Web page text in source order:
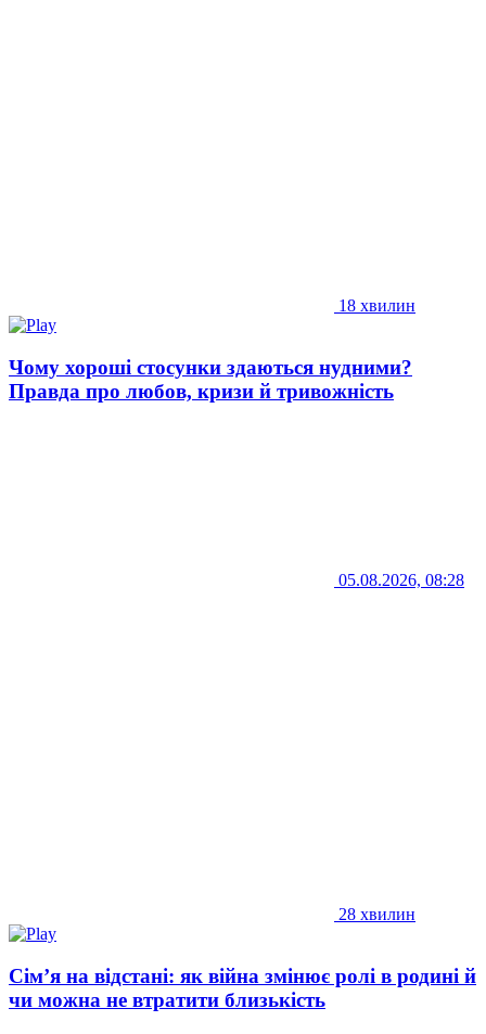
18 хвилин
Чому хороші стосунки здаються нудними?
Правда про любов, кризи й тривожність
05.08.2026, 08:28
28 хвилин
Сім’я на відстані: як війна змінює ролі в родині й
чи можна не втратити близькість